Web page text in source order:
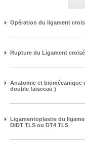
Opération du ligament
Rupture du Ligament
Anatomie et biomécanique
double faisceau )
Ligamentoplastie du
DIDT TLS ou DT4 TLS